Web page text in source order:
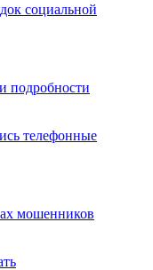
социальной
подробности
телефонные
мошенников